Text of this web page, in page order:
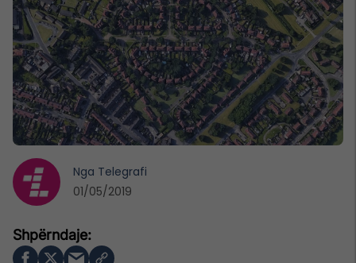
Nga Telegrafi
01/05/2019